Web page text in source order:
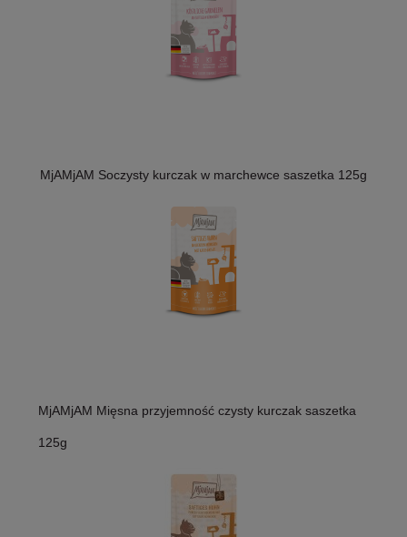
MjAMjAM Soczysty kurczak w marchewce saszetka 125g
MjAMjAM Mięsna przyjemność czysty kurczak saszetka
125g